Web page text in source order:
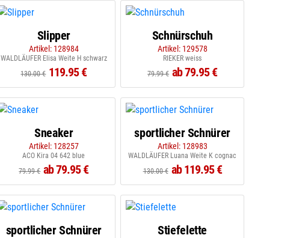
Slipper
Artikel: 128984
WALDLÄUFER Elisa Weite H schwarz
130.00 € 119.95 €
Schnürschuh
Artikel: 129578
RIEKER weiss
79.99 € ab 79.95 €
Sneaker
Artikel: 128257
ACO Kira 04 642 blue
79.99 € ab 79.95 €
sportlicher Schnürer
Artikel: 128983
WALDLÄUFER Luana Weite K cognac
130.00 € ab 119.95 €
sportlicher Schnürer Stiefelette